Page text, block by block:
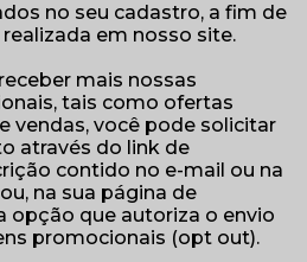
no seu cadastro, a fim de
em nosso site.
mais nossas
tais como ofertas
vendas, você pode solicitar
através do link de
contido no e-mail ou na
na sua página de
opção que autoriza o envio
promocionais (opt out).